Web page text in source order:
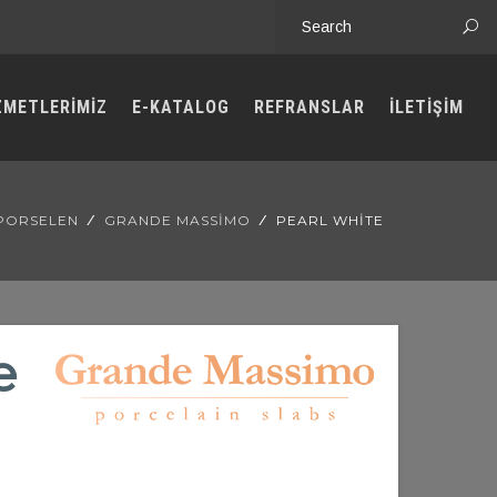
E-KATALOG REFRANSLAR İLETİŞİM
GRANDE MASSIMO PEARL WHITE